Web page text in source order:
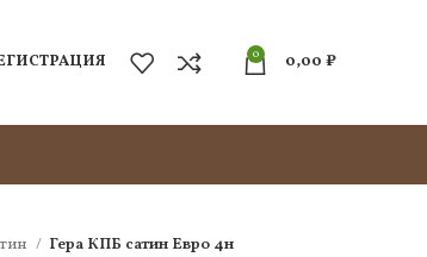
0 0,00 ₽
Гера КПБ сатин Евро 4н